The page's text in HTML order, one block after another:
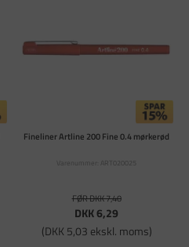
Fineliner Artline 200 Fine 0.4 mørkerød
Varenummer: ART020025
FØR DKK 7,40
DKK 6,29
(DKK 5,03 ekskl. moms)